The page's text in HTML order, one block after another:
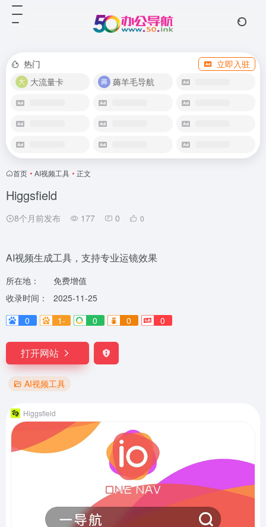
热门
立即入驻
大流量卡
薅羊毛导航
首页 • AI视频工具 • 正文
Higgsfield
8个月前发布 177 0 0
AI视频生成工具，支持专业运镜效果
所在地：
免费增值
收录时间：
2025-11-25
0
1- 0 0 0
打开网站
AI视频工具
Higgsfield